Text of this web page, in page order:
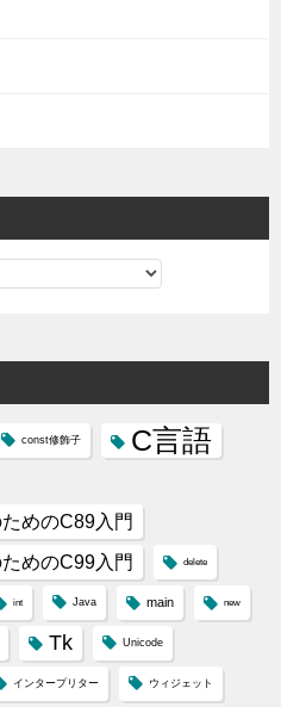
const修飾子 C言語
めのC89入門
めのC99入門
delete
int Java main new
Tk Unicode
インタープリター ウィジェット